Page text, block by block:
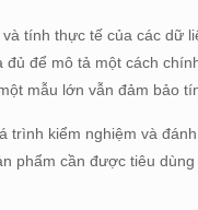
tính thực tế của các dữ
để mô tả một cách
mẫu lớn vẫn đảm bảo
trình kiểm nghiệm và
phẩm cần được tiêu